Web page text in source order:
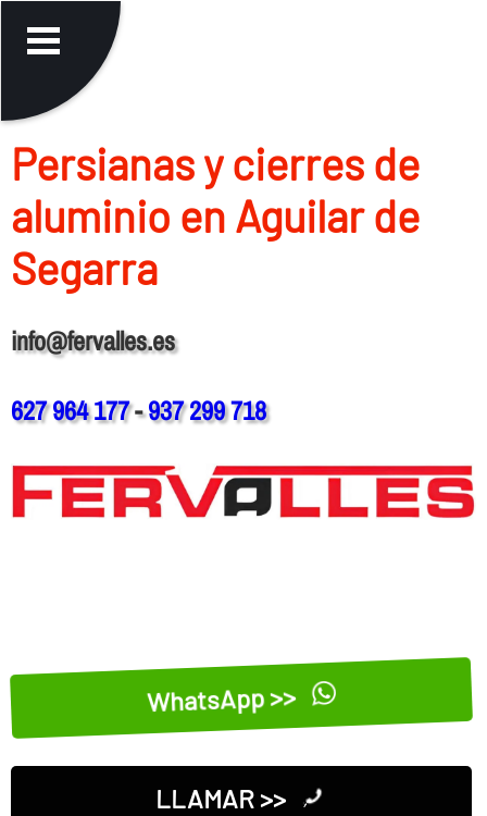
Persianas y cierres de
aluminio en Aguilar de
Segarra
info@fervalles.es
627 964 177-937 299 718
WhatsApp >>
LLAMAR >>